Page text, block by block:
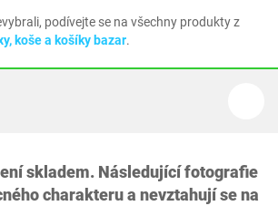
podívejte se na všechny produkty z
koše a košíky bazar.
skladem. Následující fotografie
charakteru a nevztahují se na